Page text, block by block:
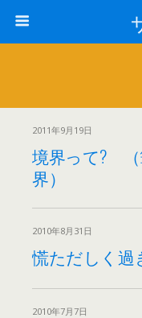
2011年9月19日
境界って? （
界）
2010年8月31日
慌ただしく過
2010年7月7日